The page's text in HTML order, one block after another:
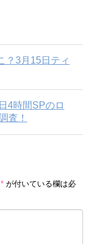
？3月15日ティ
4時間SPのロ
査！
* が付いている欄は必